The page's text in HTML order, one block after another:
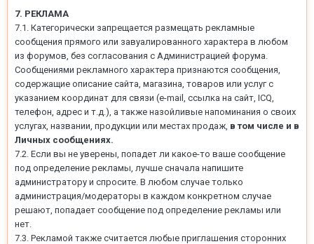
7. РЕКЛАМА
7.1. Категорически запрещается размещать рекламные
сообщения прямого или завуалированного характера в любом
из форумов, без согласования с Администрацией форума.
Сообщениями рекламного характера признаются сообщения,
содержащие описание сайта, магазина, товаров или услуг с
указанием координат для связи (e-mail, ссылка на сайт, ICQ,
телефон, адрес и т.д.), а также назойливые напоминания о своих
услугах, названии, продукции или местах продаж, в том числе и в
Личных сообщениях.
7.2. Если вы не уверены, попадет ли какое-то ваше сообщение
под определение рекламы, лучше сначала напишите
администратору и спросите. В любом случае только
администрация/модераторы в каждом конкретном случае
решают, попадает сообщение под определение рекламы или
нет.
7.3. Рекламой также считается любые приглашения сторонних